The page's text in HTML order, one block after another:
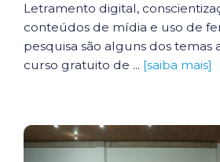
Letramento digital,
conteúdos de mídia e uso de
pesquisa são alguns dos temas
curso gratuito de ... [saiba mais]